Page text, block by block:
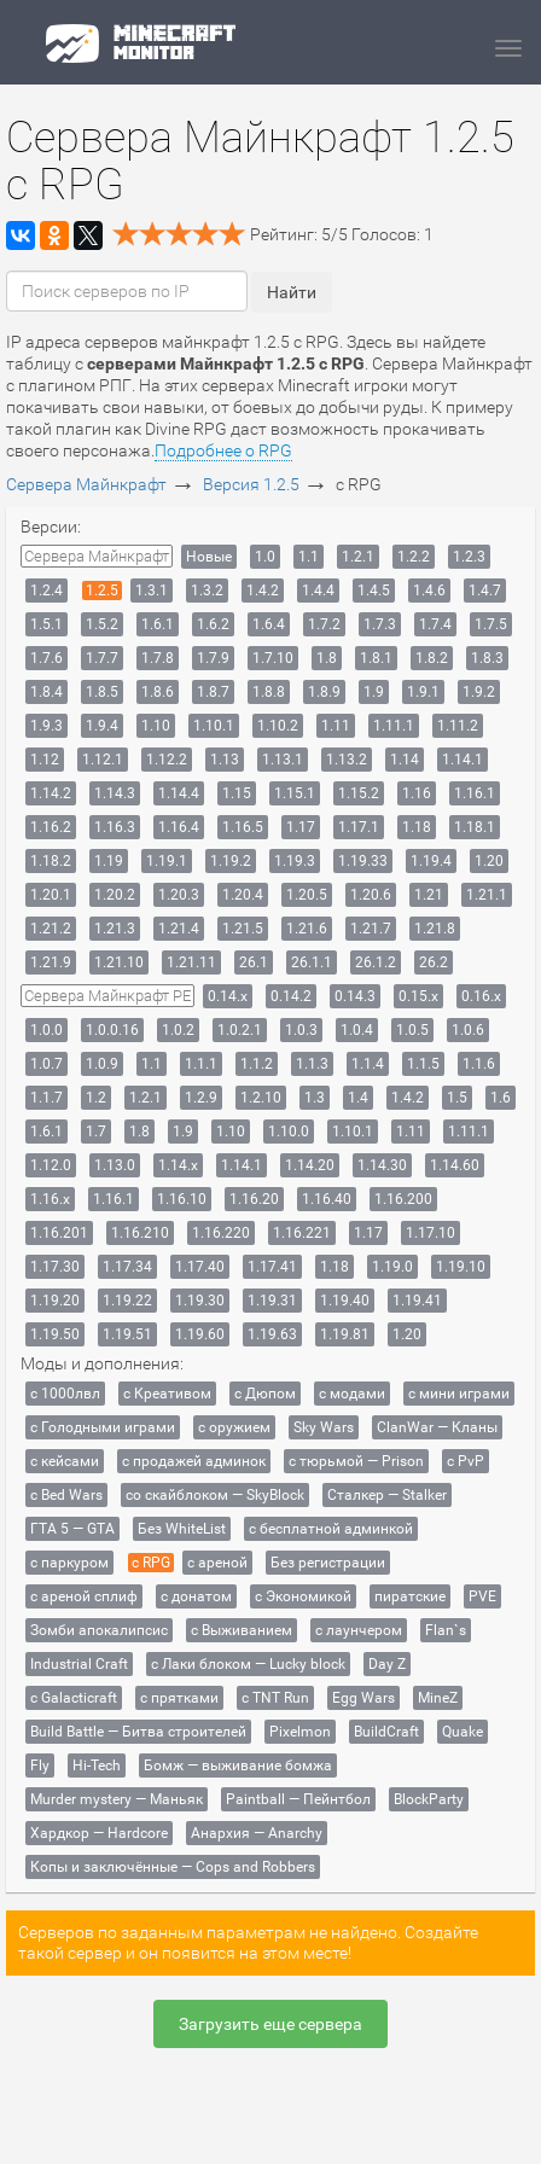
Сервера Майнкрафт 1.2.5
с RPG
Рейтинг: 5/5 Голосов: 1
IP адреса серверов майнкрафт 1.2.5 с RPG. Здесь вы найдете
таблицу ссерверами Майнкрафт 1.2.5 с RPG . Сервера Майнкрафт
с плагином РПГ. На этих серверах Minecraft игроки могут
покачивать свои навыки, от боевых до добычи руды. К примеру
такой плагин как Divine RPG даст возможность прокачивать
своего персонажа. Подробнее о RPG
Сервера Майнкрафт → Версия 1.2.5 → с RPG
Версии:
Сервера Майнкрафт Новые 1.0 1.1 1.2.1 1.2.2
1.2.3
1.2.4
1.2.5 1.3.1 1.3.2 1.4.2 1.4.4 1.4.5 1.4.6
1.4.7
1.5.1
1.5.2 1.6.1 1.6.2 1.6.4 1.7.2 1.7.3 1.7.4
1.7.5
1.7.6
1.7.7 1.7.8 1.7.9 1.7.10 1.8 1.8.1 1.8.2
1.8.3
1.8.4
1.8.5 1.8.6 1.8.7 1.8.8 1.8.9 1.9 1.9.1
1.9.2
1.9.3
1.9.4 1.10 1.10.1 1.10.2 1.11 1.11.1
1.11.2
1.12
1.12.1 1.12.2 1.13 1.13.1 1.13.2 1.14
1.14.1
1.14.2
1.14.3 1.14.4 1.15 1.15.1 1.15.2 1.16
1.16.1
1.16.2
1.16.3 1.16.4 1.16.5 1.17 1.17.1 1.18
1.18.1
1.18.2
1.19 1.19.1 1.19.2 1.19.3 1.19.33 1.19.4
1.20
1.20.1
1.20.2 1.20.3 1.20.4 1.20.5 1.20.6 1.21
1.21.1
1.21.2
1.21.3 1.21.4 1.21.5 1.21.6 1.21.7
1.21.8
1.21.9
1.21.10 1.21.11 26.1 26.1.1 26.1.2 26.2
Сервера Майнкрафт PE 0.14.x 0.14.2 0.14.3 0.15.x
0.16.x
1.0.0
1.0.0.16 1.0.2 1.0.2.1 1.0.3 1.0.4 1.0.5
1.0.6
1.0.7
1.0.9 1.1 1.1.1 1.1.2 1.1.3 1.1.4 1.1.5
1.1.6
1.1.7
1.2 1.2.1 1.2.9 1.2.10 1.3 1.4 1.4.2 1.5
1.6
1.6.1
1.7 1.8 1.9 1.10 1.10.0 1.10.1 1.11
1.11.1
1.12.0
1.13.0 1.14.x 1.14.1 1.14.20 1.14.30
1.14.60
1.16.x
1.16.1 1.16.10 1.16.20 1.16.40
1.16.200
1.16.201
1.16.210 1.16.220 1.16.221 1.17
1.17.10
1.17.30
1.17.34 1.17.40 1.17.41 1.18 1.19.0
1.19.10
1.19.20
1.19.22 1.19.30 1.19.31 1.19.40
1.19.41
1.19.50
1.19.51 1.19.60 1.19.63 1.19.81 1.20
Моды и дополнения:
с 1000лвл c Креативом с Дюпом с модами
с мини играми
с Голодными играми
с оружием Sky Wars
ClanWar — Кланы
с кейсами
с продажей админок с тюрьмой — Prison
с PvP
с Bed Wars
со скайблоком — SkyBlock
Сталкер — Stalker
ГТА 5 — GTA
Без WhiteList
с бесплатной админкой
с паркуром
с RPG с ареной
Без регистрации
с ареной сплиф
с донатом с Экономикой пиратские
PVE
Зомби апокалипсис
с Выживанием с лаунчером
Flan`s
Industrial Craft
с Лаки блоком — Lucky block
Day Z
с Galacticraft
с прятками с TNT Run Egg Wars
MineZ
Build Battle — Битва строителей
Pixelmon BuildCraft
Quake
Fly
Hi-Tech
Бомж — выживание бомжа
Murder mystery — Маньяк
Paintball — Пейнтбол
BlockParty
Хардкор — Hardcore
Анархия — Anarchy
Копы и заключённые — Cops and Robbers
Серверов по заданным параметрам не найдено. Создайте
такой сервер и он появится на этом месте!
Загрузить еще сервера